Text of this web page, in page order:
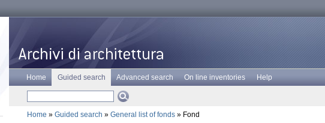
Home Guided search Advanced search On line inventories Help
Home » Guided search » General list of fonds » Fond